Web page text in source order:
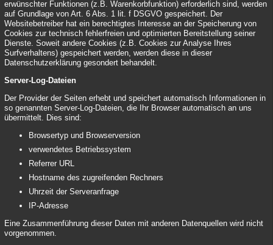
erwünschter Funktionen (z.B. Warenkorbfunktion) erforderlich sind, werden
auf Grundlage von Art. 6 Abs. 1 lit. f DSGVO gespeichert. Der
Websitebetreiber hat ein berechtigtes Interesse an der Speicherung von
Cookies zur technisch fehlerfreien und optimierten Bereitstellung seiner
Dienste. Soweit andere Cookies (z.B. Cookies zur Analyse Ihres
Surfverhaltens) gespeichert werden, werden diese in dieser
Datenschutzerklärung gesondert behandelt.
Server-Log-Dateien
Der Provider der Seiten erhebt und speichert automatisch Informationen in
so genannten Server-Log-Dateien, die Ihr Browser automatisch an uns
übermittelt. Dies sind:
Browsertyp und Browserversion
verwendetes Betriebssystem
Referrer URL
Hostname des zugreifenden Rechners
Uhrzeit der Serveranfrage
IP-Adresse
Eine Zusammenführung dieser Daten mit anderen Datenquellen wird nicht
vorgenommen.